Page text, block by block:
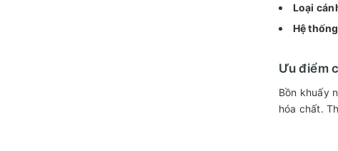
Loại
Hệ
Ưu điểm
Bồn khuấy
hóa chất.